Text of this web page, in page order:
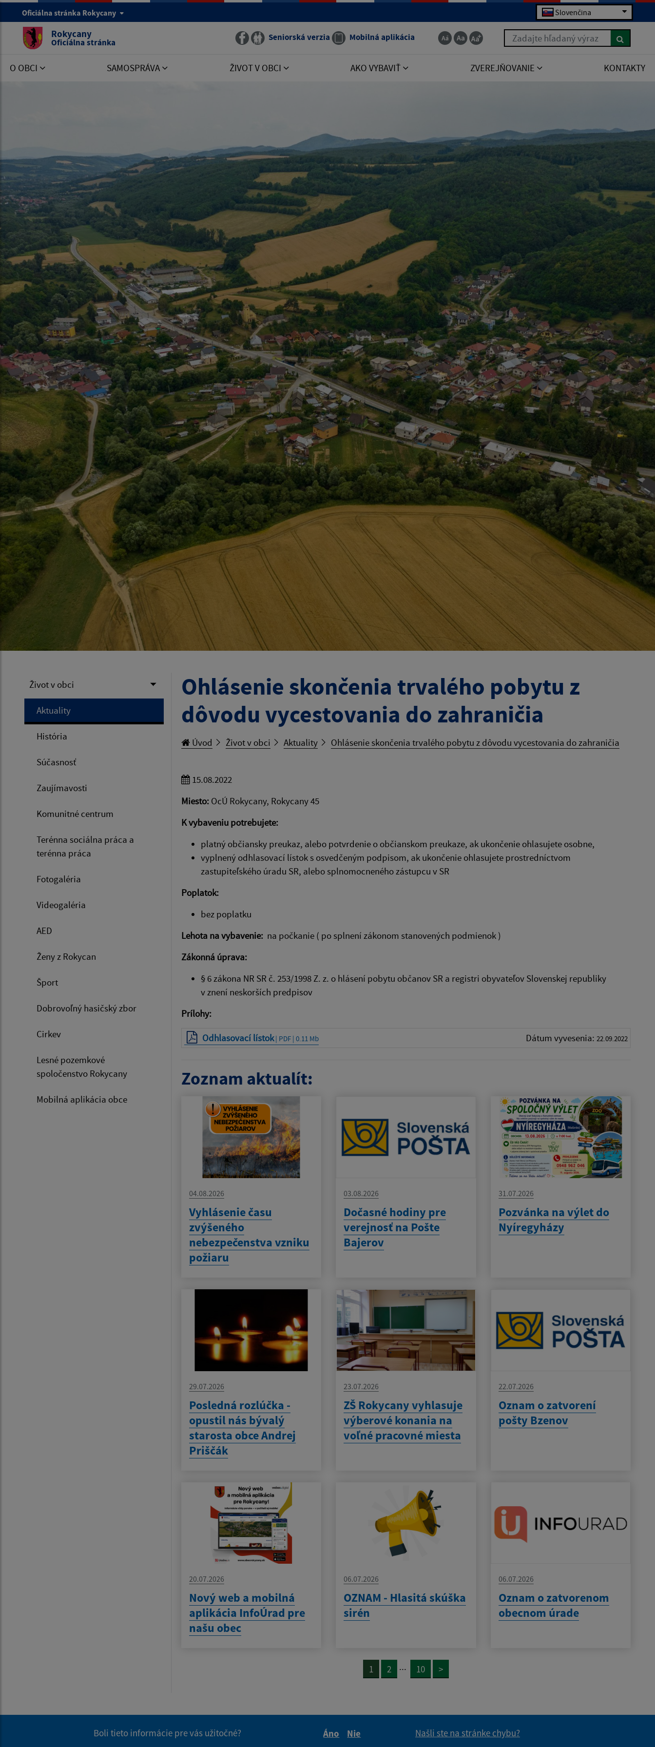
Oficiálna stránka Rokycany Slovenčina
Rokycany
Oficiálna stránka Seniorská verzia Mobilná aplikácia Zadajte hľadaný výraz
O OBCI SAMOSPRÁVA ŽIVOT V OBCI AKO VYBAVIŤ ZVEREJŇOVANIE KONTAKTY
Život v obci
Aktuality
História
Súčasnosť
Zaujímavosti
Komunitné centrum
Terénna sociálna práca a
terénna práca
Fotogaléria
Videogaléria
AED
Ženy z Rokycan
Šport
Dobrovoľný hasičský zbor
Cirkev
Lesné pozemkové
spoločenstvo Rokycany
Mobilná aplikácia obce
Ohlásenie skončenia trvalého pobytu z
dôvodu vycestovania do zahraničia
Úvod Život v obci Aktuality Ohlásenie skončenia trvalého pobytu z dôvodu vycestovania do zahraničia
15.08.2022
Miesto: OcÚ Rokycany, Rokycany 45
K vybaveniu potrebujete:
platný občiansky preukaz, alebo potvrdenie o občianskom preukaze, ak ukončenie ohlasujete osobne,
vyplnený odhlasovací lístok s osvedčeným podpisom, ak ukončenie ohlasujete prostredníctvom
zastupiteľského úradu SR, alebo splnomocneného zástupcu v SR
Poplatok:
bez poplatku
Lehota na vybavenie: na počkanie ( po splnení zákonom stanovených podmienok )
Zákonná úprava:
§ 6 zákona NR SR č. 253/1998 Z. z. o hlásení pobytu občanov SR a registri obyvateľov Slovenskej republiky
v znení neskorších predpisov
Prílohy:
Odhlasovací lístok| PDF | 0.11 Mb Dátum vyvesenia: 22.09.2022
Zoznam aktualít:
04.08.2026
Vyhlásenie času
zvýšeného
nebezpečenstva vzniku
požiaru
03.08.2026
Dočasné hodiny pre
verejnosť na Pošte
Bajerov
31.07.2026
Pozvánka na výlet do
Nyíregyházy
29.07.2026
Posledná rozlúčka -
opustil nás bývalý
starosta obce Andrej
Priščák
23.07.2026
ZŠ Rokycany vyhlasuje
výberové konania na
voľné pracovné miesta
22.07.2026
Oznam o zatvorení
pošty Bzenov
20.07.2026
Nový web a mobilná
aplikácia InfoÚrad pre
našu obec
06.07.2026
OZNAM - Hlasitá skúška
sirén
06.07.2026
Oznam o zatvorenom
obecnom úrade
1 2 ... 10 >
Boli tieto informácie pre vás užitočné?
Áno
Nie
Našli ste na stránke chybu?